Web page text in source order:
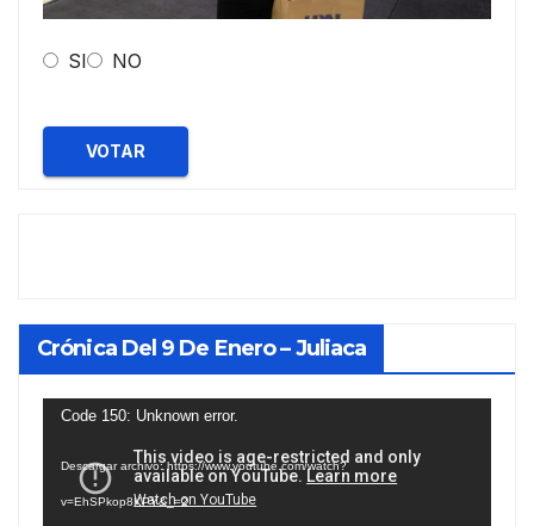
SI NO
VOTAR
Crónica Del 9 De Enero – Juliaca
Reproductor
vídeo
Code 150: Unknown error.
Descargar archivo: https://www.youtube.com/watch?
v=EhSPkop8KPY&_=2